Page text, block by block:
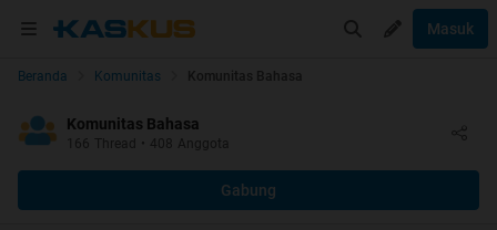
Masuk
Beranda Komunitas Komunitas Bahasa
Komunitas Bahasa
166 Thread • 408 Anggota
Gabung